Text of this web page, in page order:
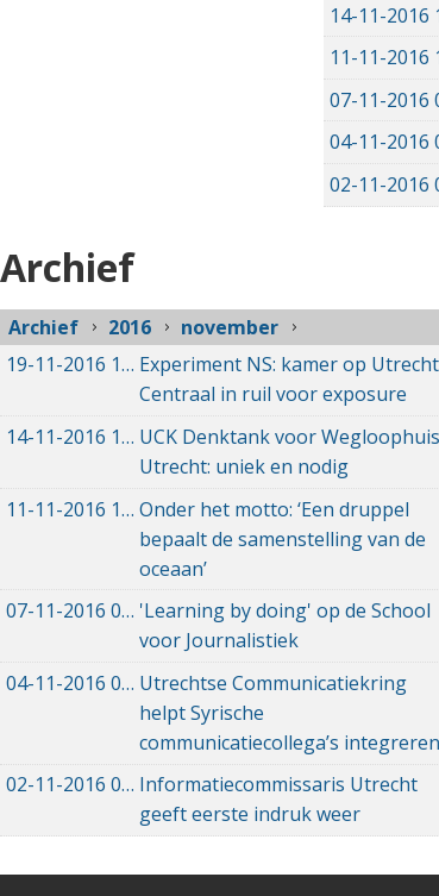
14-11-2016 14-11-
11-11-2016 11-11-
07-11-2016 07-
04-11-2016 04-
02-11-2016 02-
Archief
Archief 2016
november
19-11-2016 19-11-2016 09:56
Experiment NS: kamer op Utrecht
Centraal in ruil voor exposure
14-11-2016 14-11-2016 22:42
UCK Denktank voor Wegloophuis
Utrecht: uniek en nodig
11-11-2016 11-11-2016 19:14
Onder het motto: ‘Een druppel
bepaalt de samenstelling van de
oceaan’
07-11-2016 07-11-2016 20:12
'Learning by doing' op de School
voor Journalistiek
04-11-2016 04-11-2016 14:41
Utrechtse Communicatiekring
helpt Syrische
communicatiecollega’s integreren
02-11-2016 02-11-2016 15:39
Informatiecommissaris Utrecht
geeft eerste indruk weer